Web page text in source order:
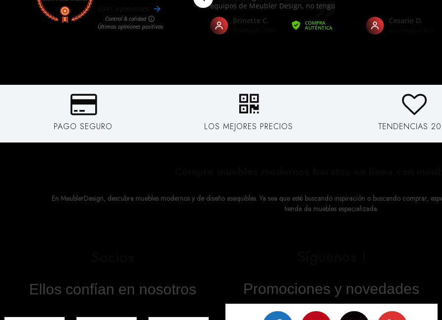
PAGO SEGURO LOS MEJORES PRECIOS TENDENCIAS
En MeublerDesign, descubra muebles modernos y de diseño asequibles. Ya sea que esté buscando inspiración o buscando comprar,
tienda de muebles especializada.
Ellos confían en nosotros Promociones y novedades